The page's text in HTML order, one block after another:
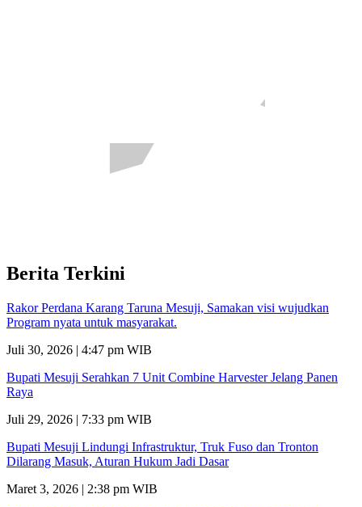
Berita Terkini
Rakor Perdana Karang Taruna Mesuji, Samakan visi wujudkan
Program nyata untuk masyarakat.
Juli 30, 2026 | 4:47 pm WIB
Bupati Mesuji Serahkan 7 Unit Combine Harvester Jelang Panen
Raya
Juli 29, 2026 | 7:33 pm WIB
Bupati Mesuji Lindungi Infrastruktur, Truk Fuso dan Tronton
Dilarang Masuk, Aturan Hukum Jadi Dasar
Maret 3, 2026 | 2:38 pm WIB